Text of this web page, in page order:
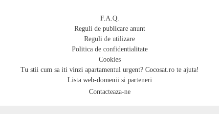
F.A.Q.
Reguli de publicare anunt
Reguli de utilizare
Politica de confidentialitate
Cookies
Tu stii cum sa iti vinzi apartamentul urgent? Cocosat.ro te ajuta!
Lista web-domenii si parteneri
Contacteaza-ne